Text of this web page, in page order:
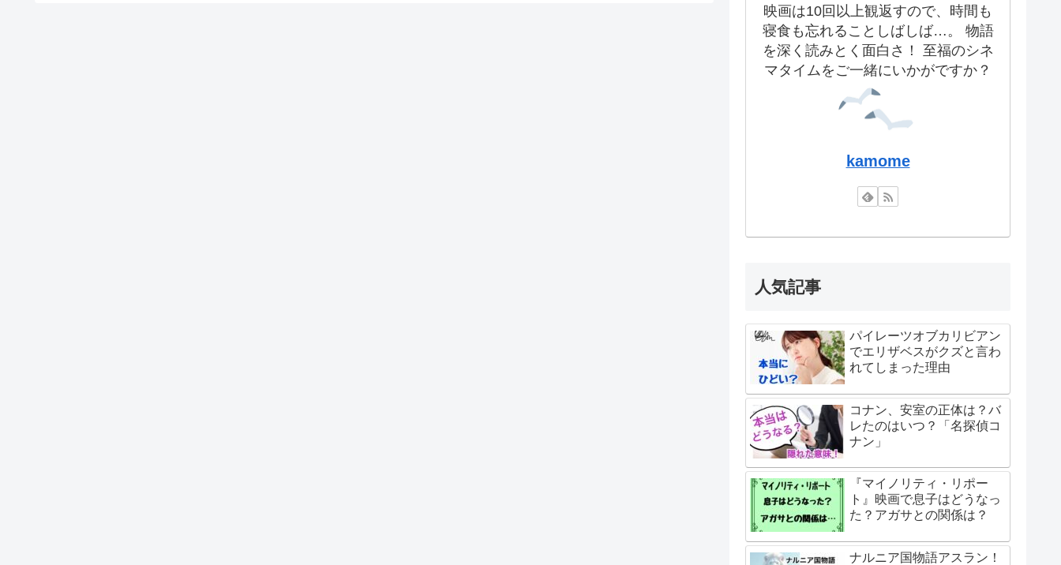
映画は10回以上観返すので、時間も
寝食も忘れることしばしば…。 物語
を深く読みとく面白さ！ 至福のシネ
マタイムをご一緒にいかがですか？
kamome
人気記事
パイレーツオブカリビアン
でエリザベスがクズと言わ
れてしまった理由
コナン、安室の正体は？バ
レたのはいつ？「名探偵コ
ナン」
『マイノリティ・リポー
ト』映画で息子はどうなっ
た？アガサとの関係は？
ナルニア国物語アスラン！